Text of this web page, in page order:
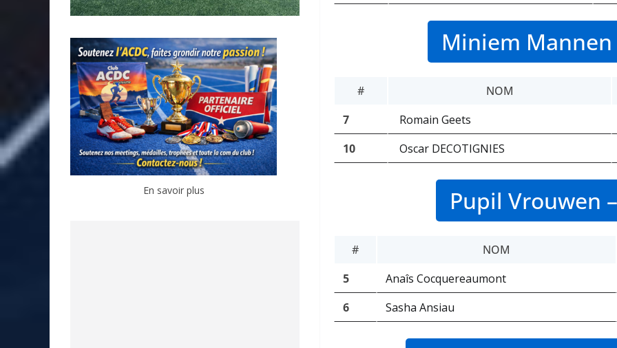
Miniem
#
NOM
7
Romain Geets
10
Oscar DECOTIGNIES
Pupil Vrouwen
#
NOM
5
Anaîs Cocquereaumont
6
Sasha Ansiau
En savoir plus